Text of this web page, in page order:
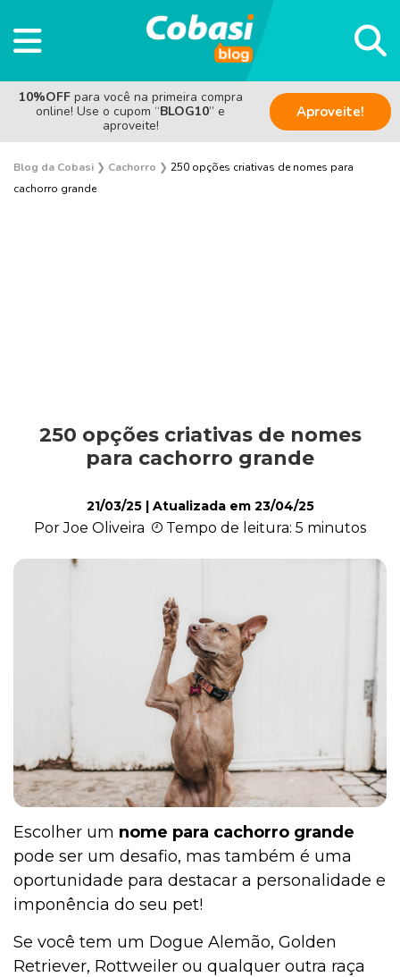
10%OFF para você na primeira compra
online! Use o cupom “BLOG10” e
aproveite!
Aproveite!
Blog da Cobasi ❯ Cachorro ❯ 250 opções criativas de nomes para
cachorro grande
Alimentação
Curiosidades
Higiene
Saúde
250 opções criativas de nomes
para cachorro grande
21/03/25| Atualizada em 23/04/25
Por Joe Oliveira Tempo de leitura: 5 minutos
Escolher um nome para cachorro grande
pode ser um desafio, mas também é uma
oportunidade para destacar a personalidade e
imponência do seu pet!
Se você tem um Dogue Alemão, Golden
Retriever, Rottweiler ou qualquer outra raça